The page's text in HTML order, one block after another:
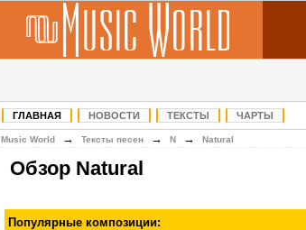
ГЛАВНАЯ НОВОСТИ ТЕКСТЫ ЧАРТЫ
Music World → Тексты песен → N → Natural
Обзор Natural
Популярные композиции: